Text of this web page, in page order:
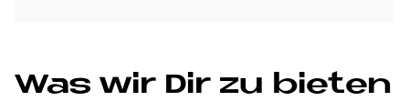
Was wir Dir zu bie­ten